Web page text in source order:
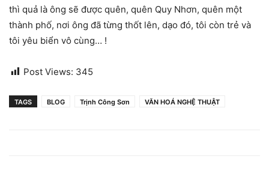
thì quả là ông sẽ được quên, quên Quy Nhơn, quên một
thành phố, nơi ông đã từng thốt lên, dạo đó, tôi còn trẻ và
tôi yêu biển vô cùng… !
Post Views: 345
TAGS BLOG Trịnh Công Sơn VĂN HOÁ NGHỆ THUẬT